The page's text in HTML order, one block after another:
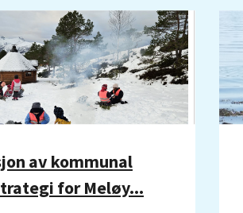
av kommunal
for Meløy...